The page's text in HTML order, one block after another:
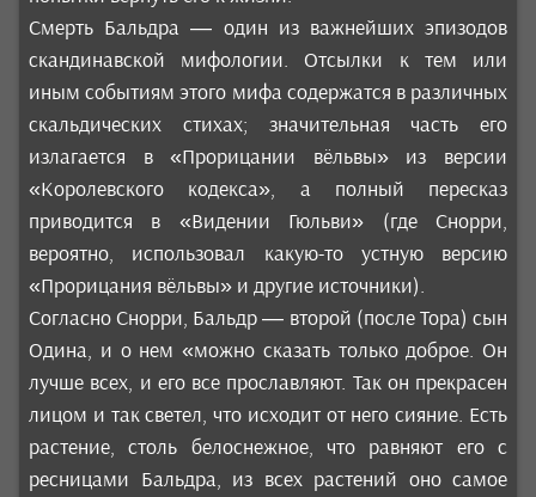
Смерть Бальдра — один из важнейших эпизодов
скандинавской мифологии. Отсылки к тем или
иным событиям этого мифа содержатся в различных
скальдических стихах; значительная часть его
излагается в «Прорицании вёльвы» из версии
«Королевского кодекса», а полный пересказ
приводится в «Видении Гюльви» (где Снорри,
вероятно, использовал какую-то устную версию
«Прорицания вёльвы» и другие источники).
Согласно Снорри, Бальдр — второй (после Тора) сын
Одина, и о нем «можно сказать только доброе. Он
лучше всех, и его все прославляют. Так он прекрасен
лицом и так светел, что исходит от него сияние. Есть
растение, столь белоснежное, что равняют его с
ресницами Бальдра, из всех растений оно самое